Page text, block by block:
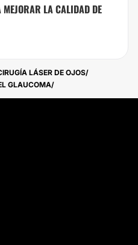
LA CALIDAD DE
LÁSER DE OJOS
GLAUCOMA